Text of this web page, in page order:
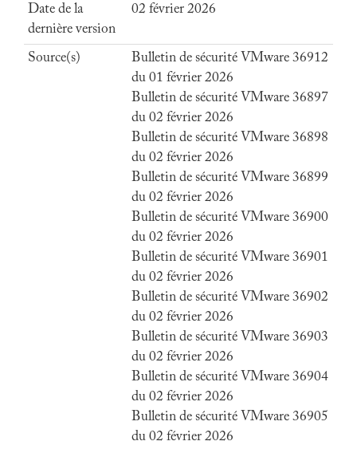
Date de la
dernière version
02 février 2026
Source(s)
Bulletin de sécurité VMware 36912
du 01 février 2026
Bulletin de sécurité VMware 36897
du 02 février 2026
Bulletin de sécurité VMware 36898
du 02 février 2026
Bulletin de sécurité VMware 36899
du 02 février 2026
Bulletin de sécurité VMware 36900
du 02 février 2026
Bulletin de sécurité VMware 36901
du 02 février 2026
Bulletin de sécurité VMware 36902
du 02 février 2026
Bulletin de sécurité VMware 36903
du 02 février 2026
Bulletin de sécurité VMware 36904
du 02 février 2026
Bulletin de sécurité VMware 36905
du 02 février 2026